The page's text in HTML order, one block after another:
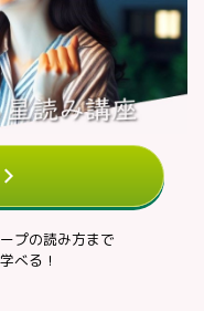
プの読み方まで
べる！